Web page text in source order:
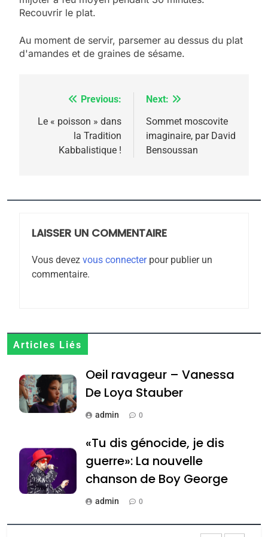
Recouvrir le plat.
Au moment de servir, parsemer au dessus du plat
d'amandes et de graines de sésame.
Navigation
de
l’article
Previous:
Le « poisson » dans
la Tradition
Kabbalistique !
Next:
Sommet moscovite
imaginaire, par David
Bensoussan
LAISSER UN COMMENTAIRE
Vous devez vous connecterpour publier un
commentaire.
Articles Liés
Oeil ravageur – Vanessa
De Loya Stauber
admin 0
«Tu dis génocide, je dis
guerre»: La nouvelle
chanson de Boy George
admin 0
Tout sur la Nostalgie
2025, l’année la plus
rapport d’ADL contre
FRANCE ISRAÉL
6
Zrihen-Dvir
7
Jacques Hadida
JUDAISME
Maroc : Les amandes de
Tafraout, le miel de Tadla
Azilal consacrés produits
du terroir